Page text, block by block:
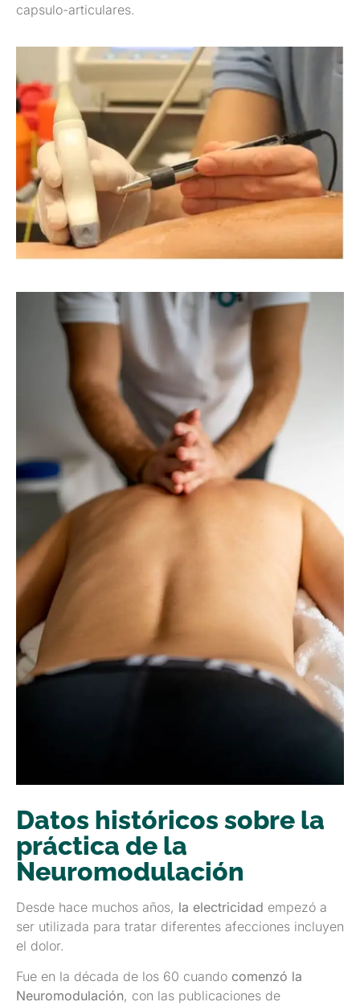
capsulo-articulares.
Datos históricos sobre la
práctica de la
Neuromodulación
Desde hace muchos años, la electricidad empezó a
ser utilizada para tratar diferentes afecciones incluyen
el dolor.
Fue en la década de los 60 cuando comenzó la
Neuromodulación, con las publicaciones de